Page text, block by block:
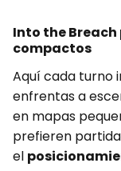
Into the
compactos
Aquí cada turno
enfrentas a
en mapas
prefieren
el